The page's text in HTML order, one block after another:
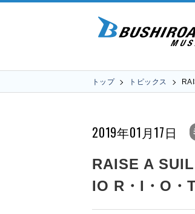
トップ トピックス
2019年01月17日
RAISE A
IO R・I・O・